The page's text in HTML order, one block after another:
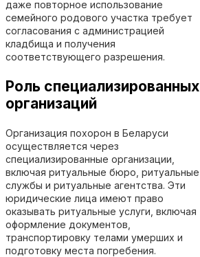
даже повторное использование
семейного родового участка требует
согласования с администрацией
кладбища и получения
соответствующего разрешения.
Роль специализированных
организаций
Организация похорон в Беларуси
осуществляется через
специализированные организации,
включая ритуальные бюро, ритуальные
службы и ритуальные агентства. Эти
юридические лица имеют право
оказывать ритуальные услуги, включая
оформление документов,
транспортировку телами умерших и
подготовку места погребения.